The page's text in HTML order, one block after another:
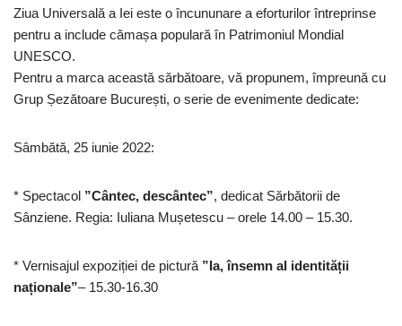
Ziua Universală a Iei este o încununare a eforturilor întreprinse
pentru a include cămașa populară în Patrimoniul Mondial
UNESCO.
Pentru a marca această sărbătoare, vă propunem, împreună cu
Grup Șezătoare București, o serie de evenimente dedicate:
Sâmbătă, 25 iunie 2022:
* Spectacol ”Cântec, descântec”, dedicat Sărbătorii de
Sânziene. Regia: Iuliana Mușetescu – orele 14.00 – 15.30.
* Vernisajul expoziției de pictură ”Ia, însemn al identității
naționale”– 15.30-16.30